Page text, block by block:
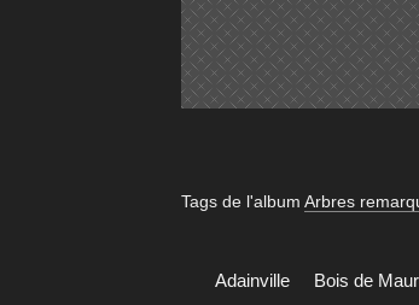
Tags de l'album Arbres
Adainville Bois de